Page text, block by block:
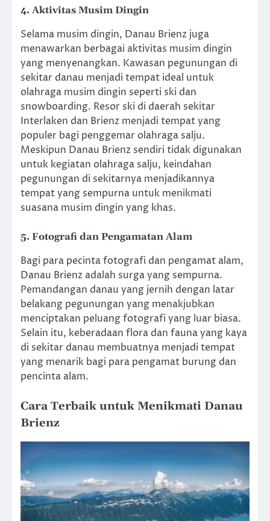
4. Aktivitas Musim Dingin
Selama musim dingin, Danau Brienz juga
menawarkan berbagai aktivitas musim dingin
yang menyenangkan. Kawasan pegunungan di
sekitar danau menjadi tempat ideal untuk
olahraga musim dingin seperti ski dan
snowboarding. Resor ski di daerah sekitar
Interlaken dan Brienz menjadi tempat yang
populer bagi penggemar olahraga salju.
Meskipun Danau Brienz sendiri tidak digunakan
untuk kegiatan olahraga salju, keindahan
pegunungan di sekitarnya menjadikannya
tempat yang sempurna untuk menikmati
suasana musim dingin yang khas.
5. Fotografi dan Pengamatan Alam
Bagi para pecinta fotografi dan pengamat alam,
Danau Brienz adalah surga yang sempurna.
Pemandangan danau yang jernih dengan latar
belakang pegunungan yang menakjubkan
menciptakan peluang fotografi yang luar biasa.
Selain itu, keberadaan flora dan fauna yang kaya
di sekitar danau membuatnya menjadi tempat
yang menarik bagi para pengamat burung dan
pencinta alam.
Cara Terbaik untuk Menikmati Danau
Brienz